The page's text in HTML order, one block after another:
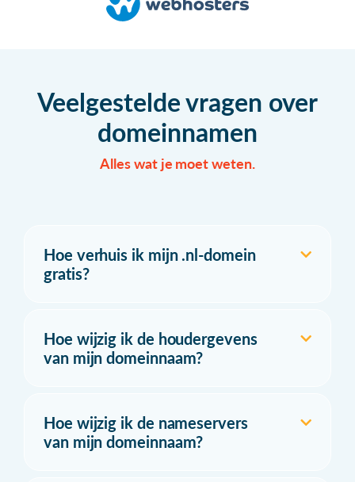
Veelgestelde vragen over
domeinnamen
Alles wat je moet weten.
Hoe verhuis ik mijn .nl-domein
gratis?
Hoe wijzig ik de houdergevens
van mijn domeinnaam?
Hoe wijzig ik de nameservers
van mijn domeinnaam?